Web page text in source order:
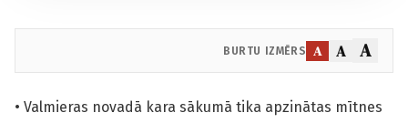
BURTU IZMĒRS A A A
• Valmieras novadā kara sākumā tika apzinātas mītnes